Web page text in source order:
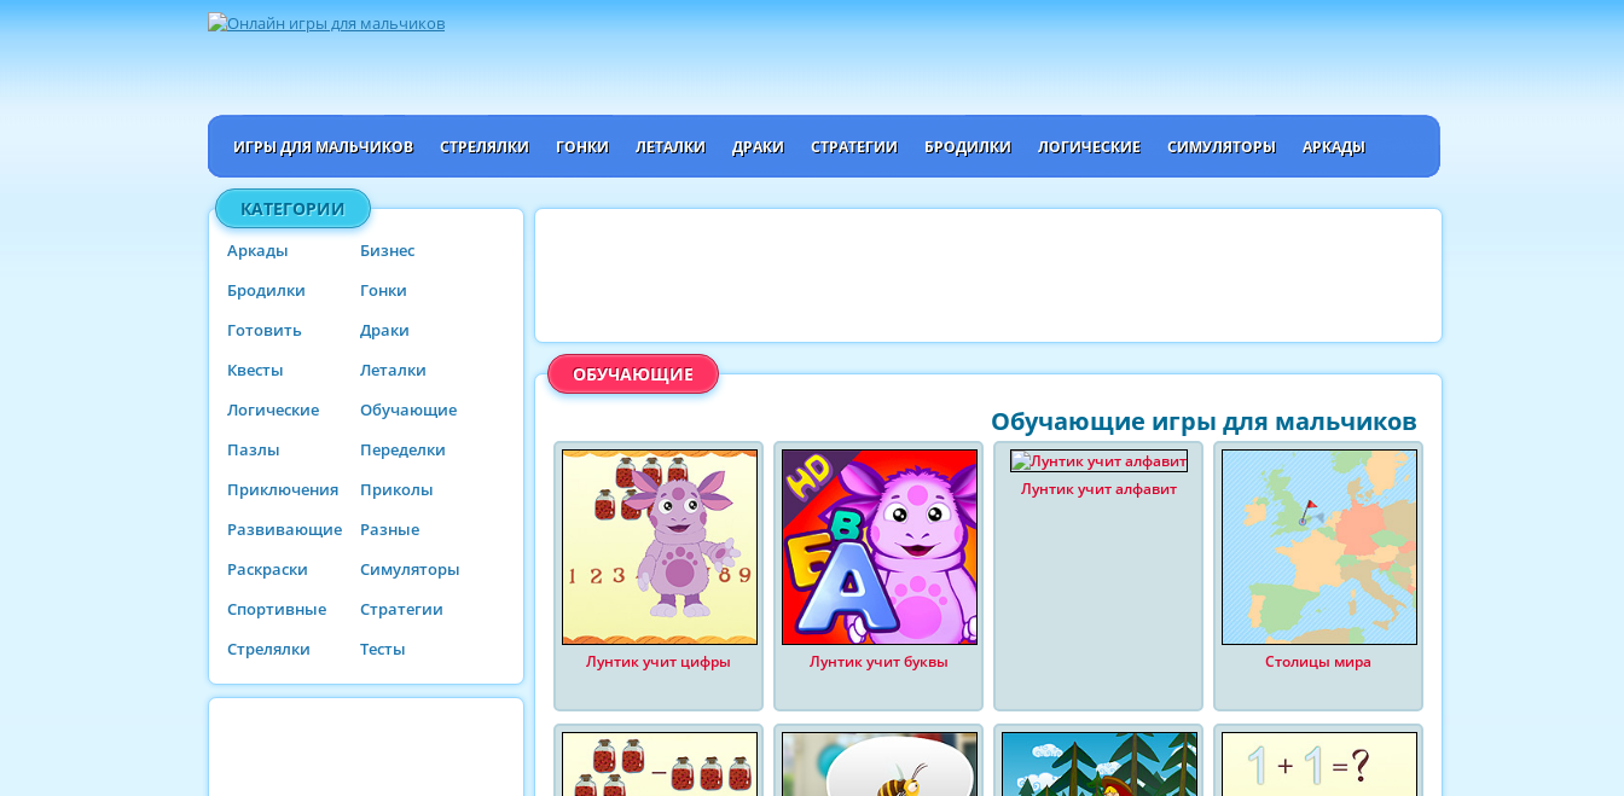
ИГРЫ ДЛЯ МАЛЬЧИКОВ СТРЕЛЯЛКИ ГОНКИ ЛЕТАЛКИ ДРАКИ СТРАТЕГИИ БРОДИЛКИ ЛОГИЧЕСКИЕ СИМУЛЯТОРЫ АРКАДЫ
КАТЕГОРИИ
Аркады
Бизнес
Бродилки
Гонки
Готовить
Драки
Квесты
Леталки
Логические
Обучающие
Пазлы
Переделки
Приключения
Приколы
Развивающие
Разные
Раскраски
Симуляторы
Спортивные
Стратегии
Стрелялки
Тесты
Обучающие игры для мальчиков
ОБУЧАЮЩИЕ
Лунтик учит цифры Лунтик учит буквы
Лунтик учит алфавит
Столицы мира